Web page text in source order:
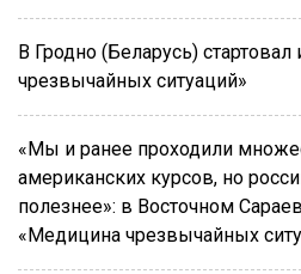
В Гродно (Беларусь)
чрезвычайных ситуаций»
«Мы и ранее проходили
американских курсов, но
полезнее»: в Восточном
«Медицина чрезвычайных